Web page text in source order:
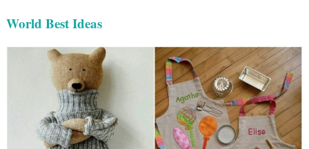
World Best Ideas